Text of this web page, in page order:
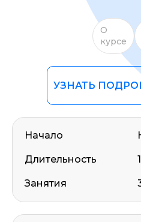
О
курсе
УЗНАТЬ
Начало
Длительность
Занятия